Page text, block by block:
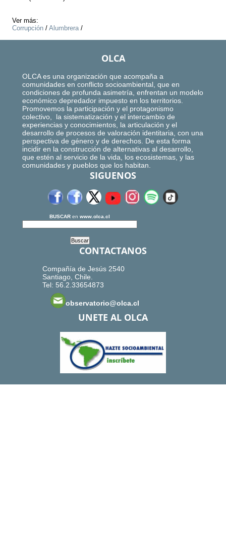
Ver más:
Corrupción / Alumbrera/
OLCA
OLCA es una organización que acompaña a
comunidades en conflicto socioambiental, que en
condiciones de profunda asimetría, enfrentan un modelo
económico depredador impuesto en los territorios.
Promovemos la participación y el protagonismo
colectivo, la sistematización y el intercambio de
experiencias y conocimientos, la articulación y el
desarrollo de procesos de valoración identitaria, con una
perspectiva de género y de derechos. De esta forma
incidir en la construcción de alternativas al desarrollo,
que estén al servicio de la vida, los ecosistemas, y las
comunidades y pueblos que los habitan.
SIGUENOS
BUSCAR en www.olca.cl
CONTACTANOS
Compañía de Jesús 2540
Santiago, Chile.
Tel: 56.2.33654873
observatorio@olca.cl
UNETE AL OLCA